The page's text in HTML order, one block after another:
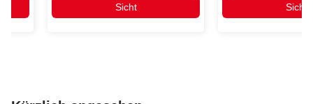
Sicht Sicht